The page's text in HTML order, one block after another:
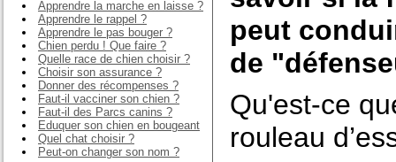
Apprendre la marche en laisse ?
Apprendre le rappel ?
Apprendre le pas bouger ?
Chien perdu ! Que faire ?
Quelle race de chien choisir ?
Choisir son assurance ?
Donner des récompenses ?
Faut-il vacciner son chien ?
Faut-il des Parcs canins ?
Eduquer son chien en bougeant
Quel chat choisir ?
Peut-on changer son nom ?
peut
de
Qu'est-ce
rouleau